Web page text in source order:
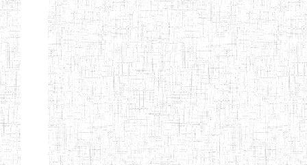
Etablissements
d'enseignement
normal
ENI